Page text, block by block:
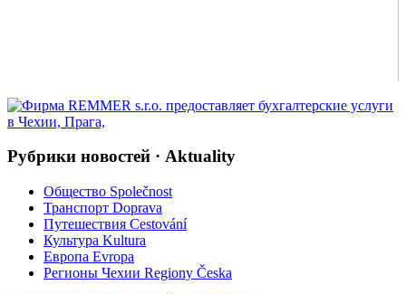
Рубрики новостей · Aktuality
Общество Společnost
Транспорт Doprava
Путешествия Cestování
Культура Kultura
Европа Evropa
Регионы Чехии Regiony Česka